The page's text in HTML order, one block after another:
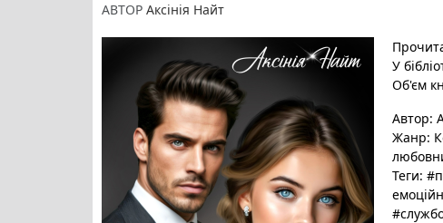
АВТОР Аксінія Найт
У
Об'єм
Автор:
Жанр:
Теги: